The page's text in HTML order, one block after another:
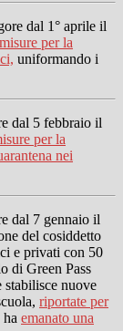
dal 1° aprile il
per la
uniformando i
dal 5 febbraio il
per la
nei
dal 7 gennaio il
del cosiddetto
e privati con 50
di Green Pass
nuove
riportate per
emanato una